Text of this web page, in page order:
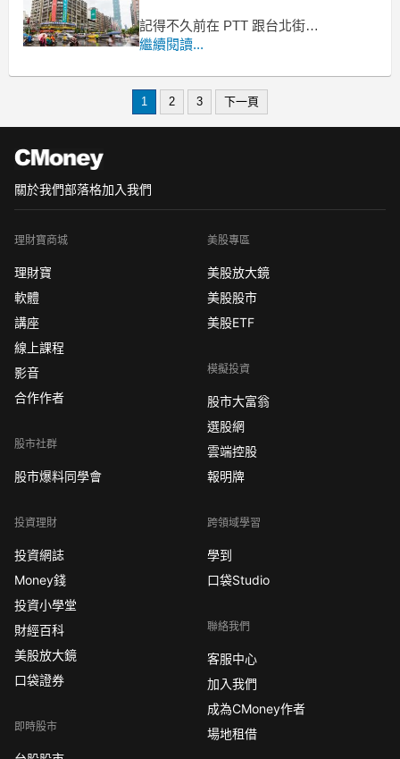
記得不久前在 PTT 跟台北街頭
看到這個標語：
上一代買房是生涯規劃；
繼續閱讀...
1 2 3 下一頁
關於我們部落格加入我們
理財寶商城
理財寶
軟體
講座
線上課程
影音
合作作者
股市社群
股市爆料同學會
投資理財
投資網誌
Money錢
投資小學堂
財經百科
美股放大鏡
口袋證券
即時股市
美股專區
美股放大鏡
美股股市
美股ETF
模擬投資
股市大富翁
選股網
雲端控股
報明牌
跨領域學習
學到
口袋Studio
聯絡我們
客服中心
加入我們
成為CMoney作者
場地租借